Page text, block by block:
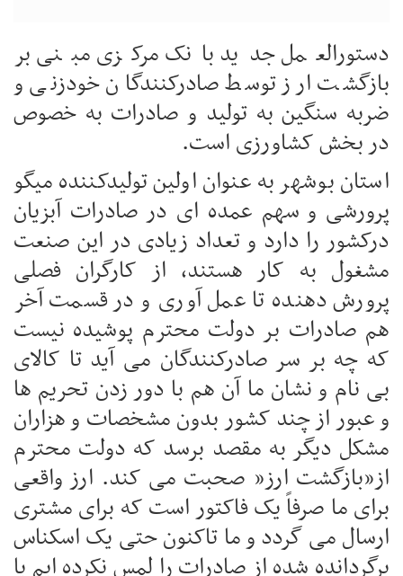
دستورالعمل جدید بانک مرکزی مبنی بر
بازگشت ارز توسط صادرکنندگان خودزنی و
ضربه سنگین به تولید و صادرات به خصوص
در بخش کشاورزی است.
استان بوشهر به عنوان اولین تولیدکننده میگو
پرورشی و سهم عمده ای در صادرات آبزیان
درکشور را دارد و تعداد زیادی در این صنعت
مشغول به کار هستند، از کارگران فصلی
پرورش دهنده تا عمل آوری و در قسمت آخر
هم صادرات بر دولت محترم پوشیده نیست
که چه بر سر صادرکنندگان می آید تا کالای
بی نام و نشان ما آن هم با دور زدن تحریم ها
و عبور از چند کشور بدون مشخصات و هزاران
مشکل دیگر به مقصد برسد که دولت محترم
از”بازگشت ارز” صحبت می کند. ارز واقعی
برای ما صرفاً یک فاکتور است که برای مشتری
ارسال می گردد و ما تاکنون حتی یک اسکناس
برگردانده شده از صادرات را لمس نکرده ایم یا